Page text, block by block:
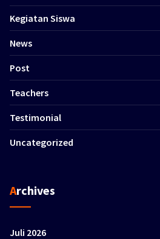
Kegiatan Siswa
News
Post
Teachers
Testimonial
Uncategorized
Archives
Juli 2026